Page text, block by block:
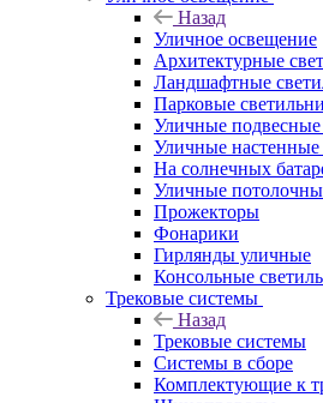
Назад
Уличное освещение
Архитектурные
Ландшафтные
Парковые
Уличные подвесные
Уличные настенные
На солнечных
Уличные
Прожекторы
Фонарики
Гирлянды уличные
Консольные
Трековые системы
Назад
Трековые системы
Системы в сборе
Комплектующие к